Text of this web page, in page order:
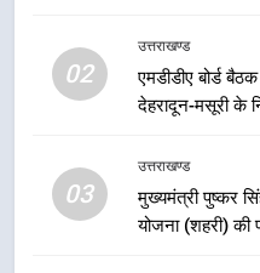
02
उत्तराखण्ड
एमडीडीए बोर्ड
देहरादून-मसूरी के
03
उत्तराखण्ड
मुख्यमंत्री पुष्कर
योजना (शहरी) की
प्रगति